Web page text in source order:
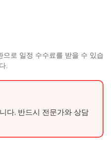
로 일정 수수료를 받을 수 있습
.
다. 반드시 전문가와 상담